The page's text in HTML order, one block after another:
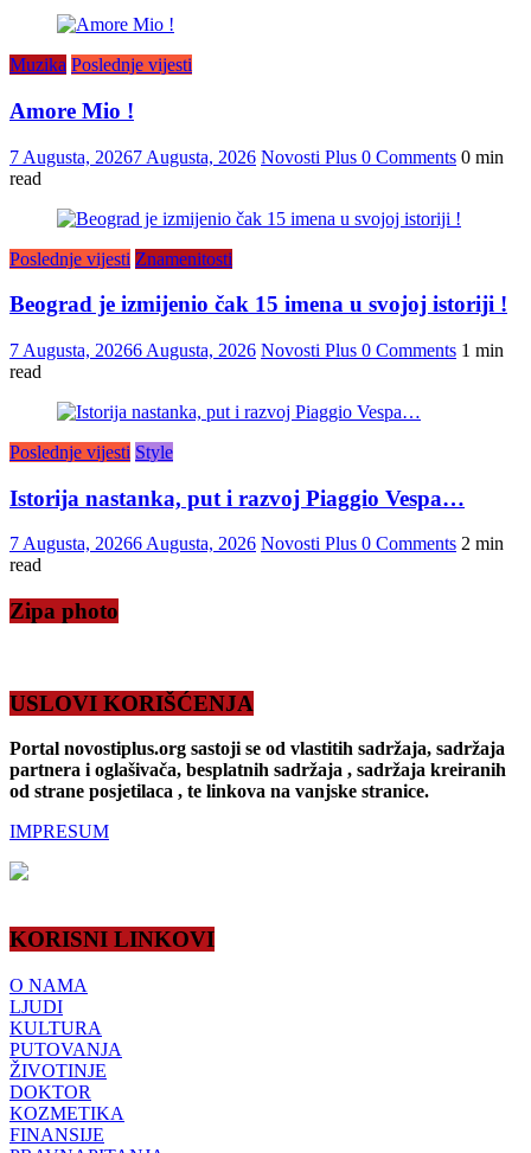
Muzika Poslednje vijesti
Amore Mio !
7 Augusta, 20267 Augusta, 2026 Novosti Plus 0 Comments 0 min
read
Poslednje vijesti Znamenitosti
Beograd je izmijenio čak 15 imena u svojoj istoriji !
7 Augusta, 20266 Augusta, 2026 Novosti Plus 0 Comments 1 min
read
Poslednje vijesti Style
Istorija nastanka, put i razvoj Piaggio Vespa…
7 Augusta, 20266 Augusta, 2026 Novosti Plus 0 Comments 2 min
read
Zipa photo
USLOVI KORIŠĆENJA
Portal novostiplus.org sastoji se od vlastitih sadržaja, sadržaja
partnera i oglašivača, besplatnih sadržaja , sadržaja kreiranih
od strane posjetilaca , te linkova na vanjske stranice.
IMPRESUM
KORISNI LINKOVI
O NAMA
LJUDI
KULTURA
PUTOVANJA
ŽIVOTINJE
DOKTOR
KOZMETIKA
FINANSIJE